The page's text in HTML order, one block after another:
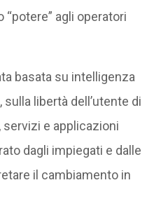
“potere” agli operatori
basata su intelligenza
libertà dell’utente di
e applicazioni
dagli impiegati e dalle
il cambiamento in